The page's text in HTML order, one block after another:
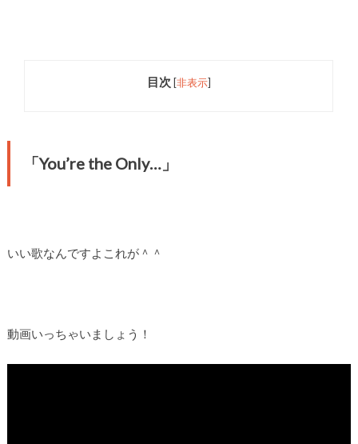
目次 [非表示]
「You’re the Only…」
いい歌なんですよこれが＾＾
動画いっちゃいましょう！